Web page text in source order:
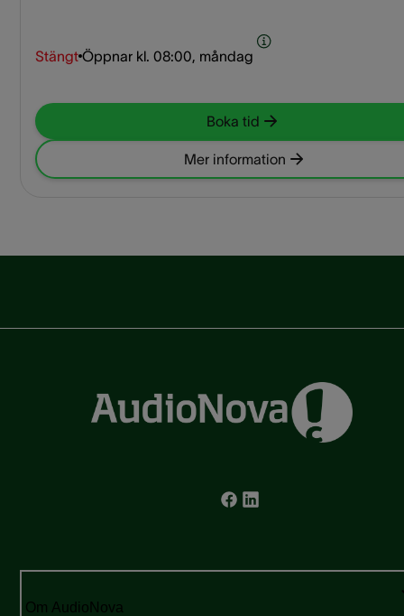
Stängt Öppnar kl. 08:00, måndag
Boka tid
Mer information
Om AudioNova